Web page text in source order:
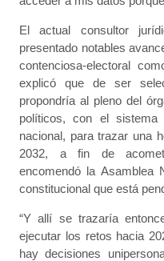
El actual consultor
presentado notables
contenciosa-electoral
explicó que de ser
propondría al pleno del
políticos, con el
nacional, para trazar una
2032, a fin de
encomendó la Asamblea
constitucional que está
“Y allí se trazaría
ejecutar los retos hacia
hay decisiones